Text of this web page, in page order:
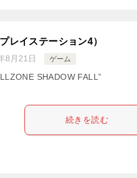
レイステーション4）
8月21日 ゲーム
SHADOW FALL”
続きを読む